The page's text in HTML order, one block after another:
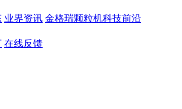
业界资讯 金格瑞颗粒机科技前沿
在线反馈